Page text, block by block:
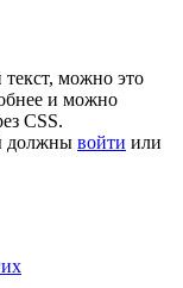
текст, можно это
и можно
CSS.
должны войти или